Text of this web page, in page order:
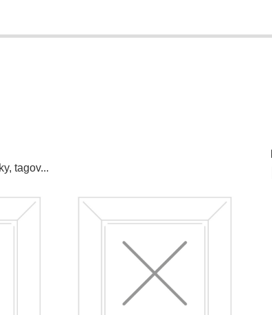
tagov...